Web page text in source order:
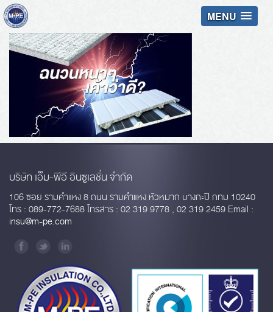
MENU
บริษัท เอ็ม-พีอี อินซูเลชั่น จำกัด
106 ซอย รามคำแหง 8 ถนน รามคำแหง หัวหมาก บางกะปิ กทม 10240
โทร : 089-772-7688 โทรสาร : 02 319 9778 , 02 319 2459 Email :
insu@m-pe.com